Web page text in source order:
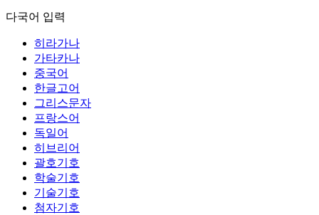
다국어 입력
히라가나
가타카나
중국어
한글고어
그리스문자
프랑스어
독일어
히브리어
괄호기호
학술기호
기술기호
첨자기호